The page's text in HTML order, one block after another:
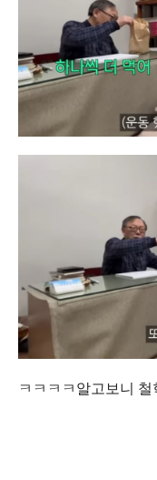
ㅋㅋㅋㅋ알고보니